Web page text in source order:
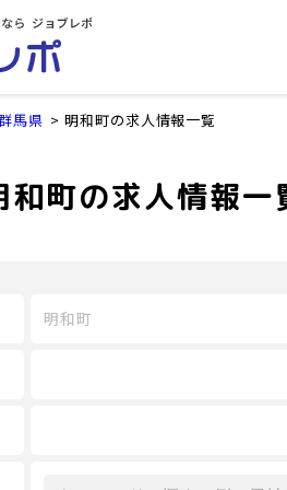
馬県 明和町の求人情報一覧
和町の求人情報一
明和町